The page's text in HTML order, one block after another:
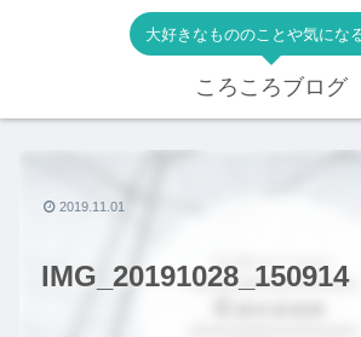
大好きなもののことや気にな
ころころブログ
IMG_20191028_150914
2019.11.01